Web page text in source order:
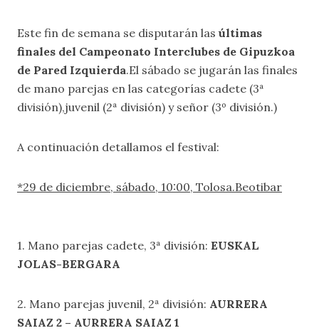
Este fin de semana se disputarán las últimas
finales del Campeonato Interclubes de Gipuzkoa
de Pared Izquierda.El sábado se jugarán las finales
de mano parejas en las categorías cadete (3ª
división),juvenil (2ª división) y señor (3º división.)
A continuación detallamos el festival:
*29 de diciembre, sábado, 10:00, Tolosa.Beotibar
1. Mano parejas cadete, 3ª división: EUSKAL
JOLAS-BERGARA
2. Mano parejas juvenil, 2ª división: AURRERA
SAIAZ 2 – AURRERA SAIAZ 1